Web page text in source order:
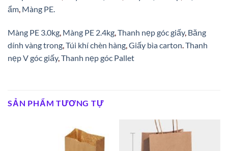
ẩm, Màng PE.
Màng PE 3.0kg, Màng PE 2.4kg,Thanh nẹp góc giấy, Băng
dính vàng trong,Túi khí chèn hàng,Giấy bìa carton.Thanh
nẹp V góc giấy,Thanh nẹp góc Pallet
SẢN PHẨM TƯƠNG TỰ